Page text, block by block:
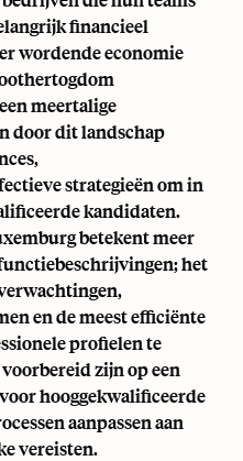
financieel
wordende economie
meertalige
door dit landschap
strategieën om in
kandidaten.
betekent meer
het
en de meest efficiënte
profielen te
zijn op een
hooggekwalificeerde
aanpassen aan
vereisten.